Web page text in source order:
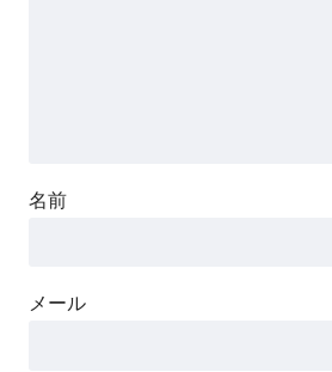
名前
メール